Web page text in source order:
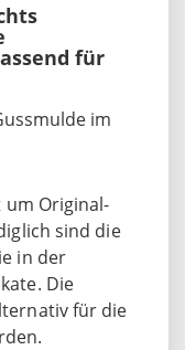
für
im
Original-
sind die
in der
Die
für die